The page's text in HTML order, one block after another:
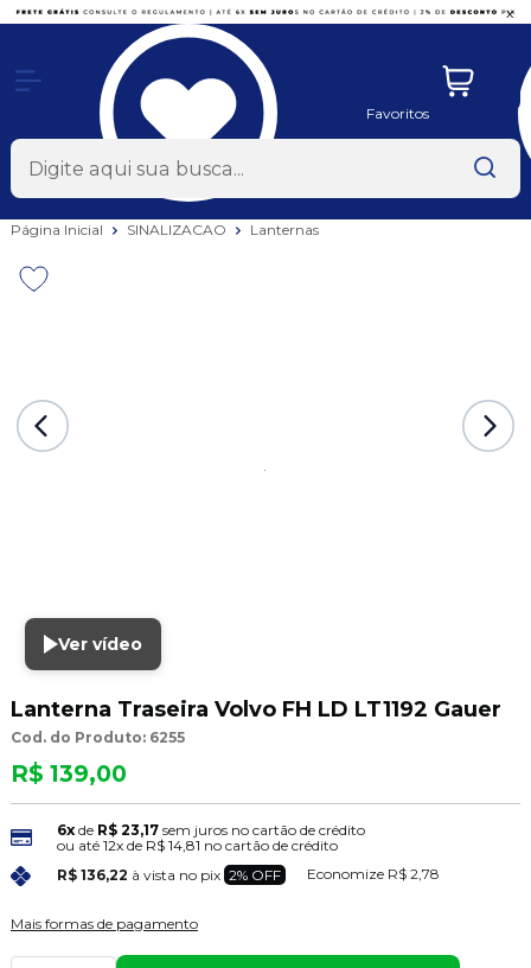
x
Favoritos
Página Inicial SINALIZACAO Lanternas
Ver vídeo
Lanterna Traseira Volvo FH LD LT1192 Gauer
Cod. do Produto: 6255
R$ 139,00
6xde R$ 23,17 sem juros no cartão de crédito
ou até 12xde R$ 14,81 no cartão de crédito
R$ 136,22 à vista no pix 2% OFF Economize R$ 2,78
Mais formas de pagamento